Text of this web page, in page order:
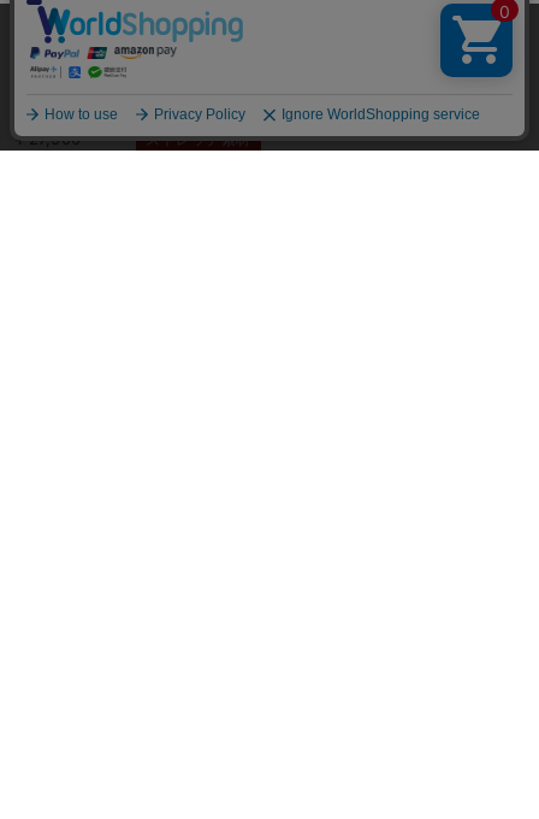
￥27,500 ストレッチ素材
当サイトではユーザーの利便性向上やサイト改
善のためにCookieを使用しています。 詳細につ
照ください。
承諾する